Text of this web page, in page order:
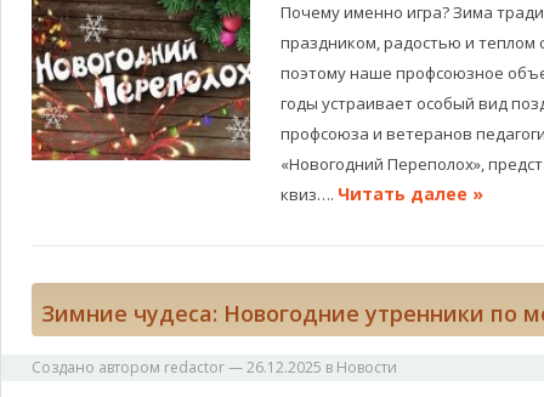
Почему именно игра? Зима
праздником, радостью и теплом
поэтому наше профсоюзное
годы устраивает особый вид
профсоюза и ветеранов
«Новогодний Переполох»,
квиз…. Читать далее »
Зимние чудеса: Новогодние утренники по
Создано автором redactor—26.12.2025 в Новости